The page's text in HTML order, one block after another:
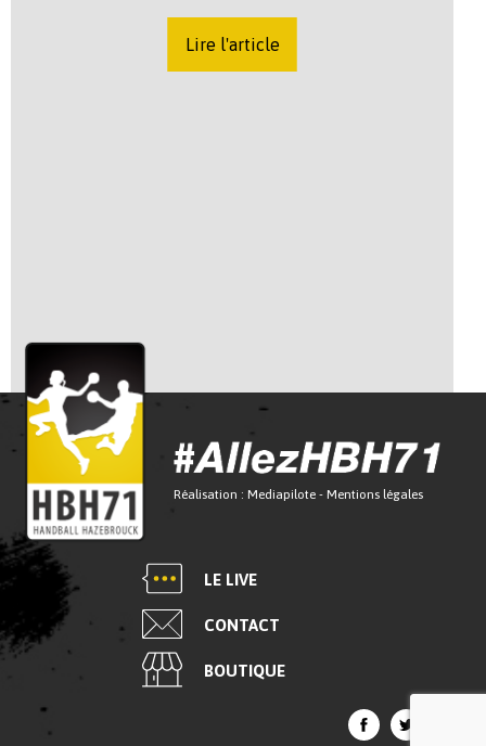
Lire l'article
Réalisation : Mediapilote - Mentions légales
LE LIVE
CONTACT
BOUTIQUE